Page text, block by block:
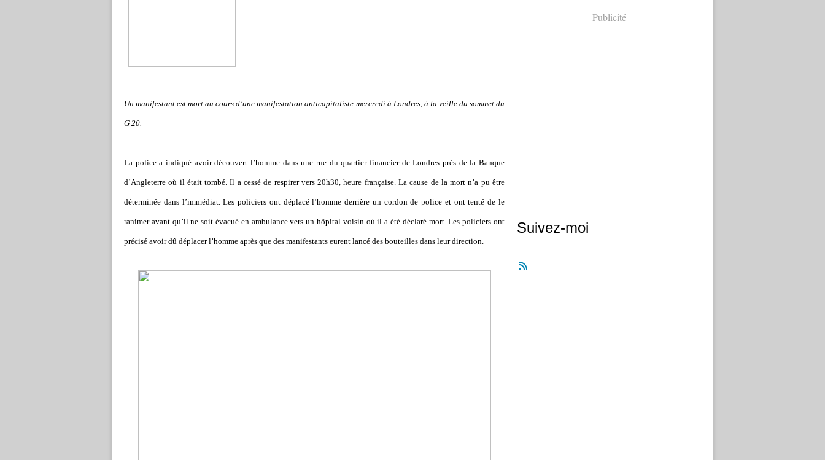
Un manifestant est mort au cours d’une manifestation anticapitaliste mercredi à Londres, à la veille du sommet du
G 20.
La police a indiqué avoir découvert l’homme dans une rue du quartier financier de Londres près de la Banque
d’Angleterre où il était tombé. Il a cessé de respirer vers 20h30, heure française. La cause de la mort n’a pu être
déterminée dans l’immédiat. Les policiers ont déplacé l’homme derrière un cordon de police et ont tenté de le
ranimer avant qu’il ne soit évacué en ambulance vers un hôpital voisin où il a été déclaré mort. Les policiers ont
précisé avoir dû déplacer l’homme après que des manifestants eurent lancé des bouteilles dans leur direction.
Publicité
Suivez-moi